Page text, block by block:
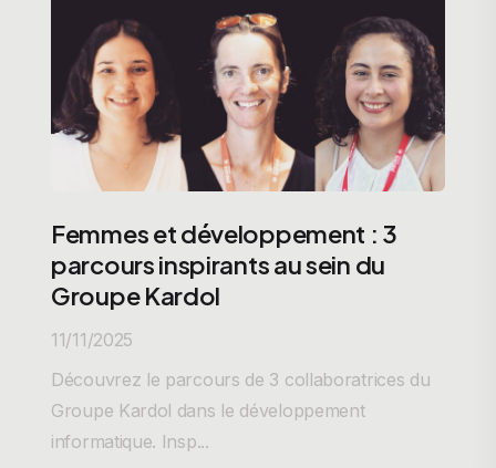
Femmes et développement : 3
parcours inspirants au sein du
Groupe Kardol
11/11/2025
Découvrez le parcours de 3 collaboratrices du
Groupe Kardol dans le développement
informatique. Insp...